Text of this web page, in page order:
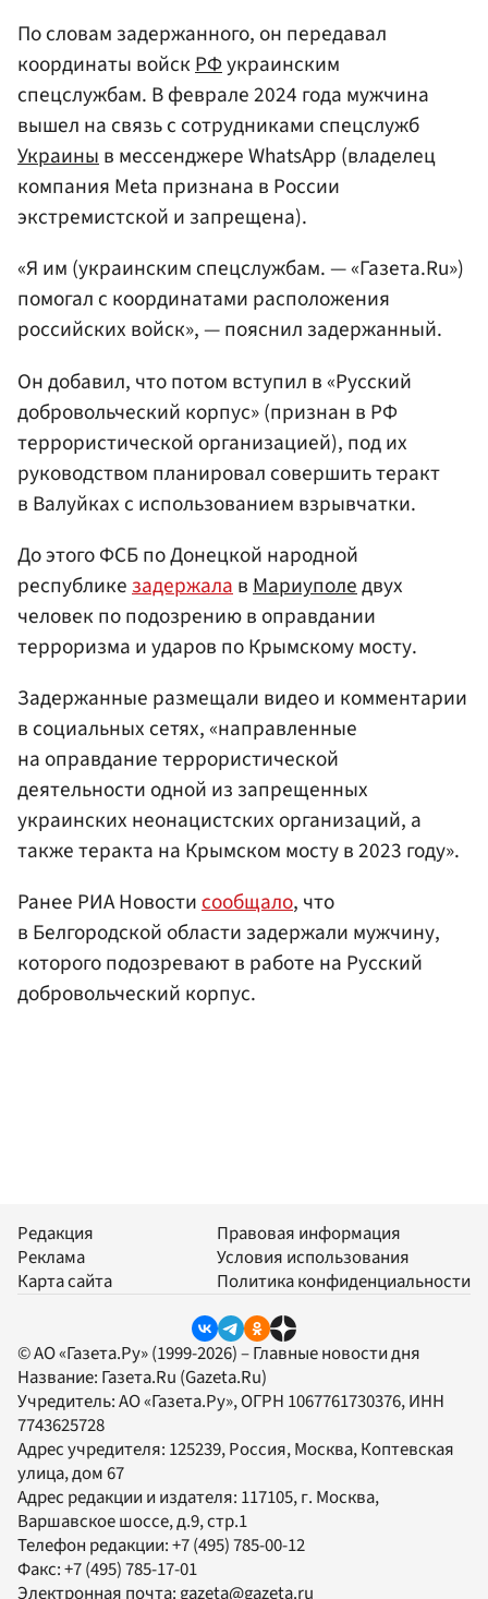
По словам задержанного, он передавал
координаты войскРФукраинским
спецслужбам. В феврале 2024 года мужчина
вышел на связь с сотрудниками спецслужб
Украиныв мессенджере WhatsApp (владелец
компания Meta признана в России
экстремистской и запрещена).
«Я им (украинским спецслужбам. — «Газета.Ru»)
помогал с координатами расположения
российских войск», — пояснил задержанный.
Он добавил, что потом вступил в «Русский
добровольческий корпус» (признан в РФ
террористической организацией), под их
руководством планировал совершить теракт
в Валуйках с использованием взрывчатки.
До этого ФСБ по Донецкой народной
республикезадержалавМариуполедвух
человек по подозрению в оправдании
терроризма и ударов по Крымскому мосту.
Задержанные размещали видео и комментарии
в социальных сетях, «направленные
на оправдание террористической
деятельности одной из запрещенных
украинских неонацистских организаций, а
также теракта на Крымском мосту в 2023 году».
Ранее РИА Новостисообщало, что
в Белгородской области задержали мужчину,
которого подозревают в работе на Русский
добровольческий корпус.
Редакция
Реклама
Карта сайта
Правовая информация
Условия использования
Политика конфиденциальности
© АО «Газета.Ру» (1999-2026) – Главные новости дня
Название: Газета.Ru (Gazeta.Ru)
Учредитель:АО «Газета.Ру», ОГРН 1067761730376, ИНН
7743625728
Адрес учредителя: 125239, Россия, Москва, Коптевская
улица, дом 67
Адрес редакции и издателя: 117105, г. Москва,
Варшавское шоссе, д.9, стр.1
Телефон редакции:+7 (495) 785-00-12
Факс:+7 (495) 785-17-01